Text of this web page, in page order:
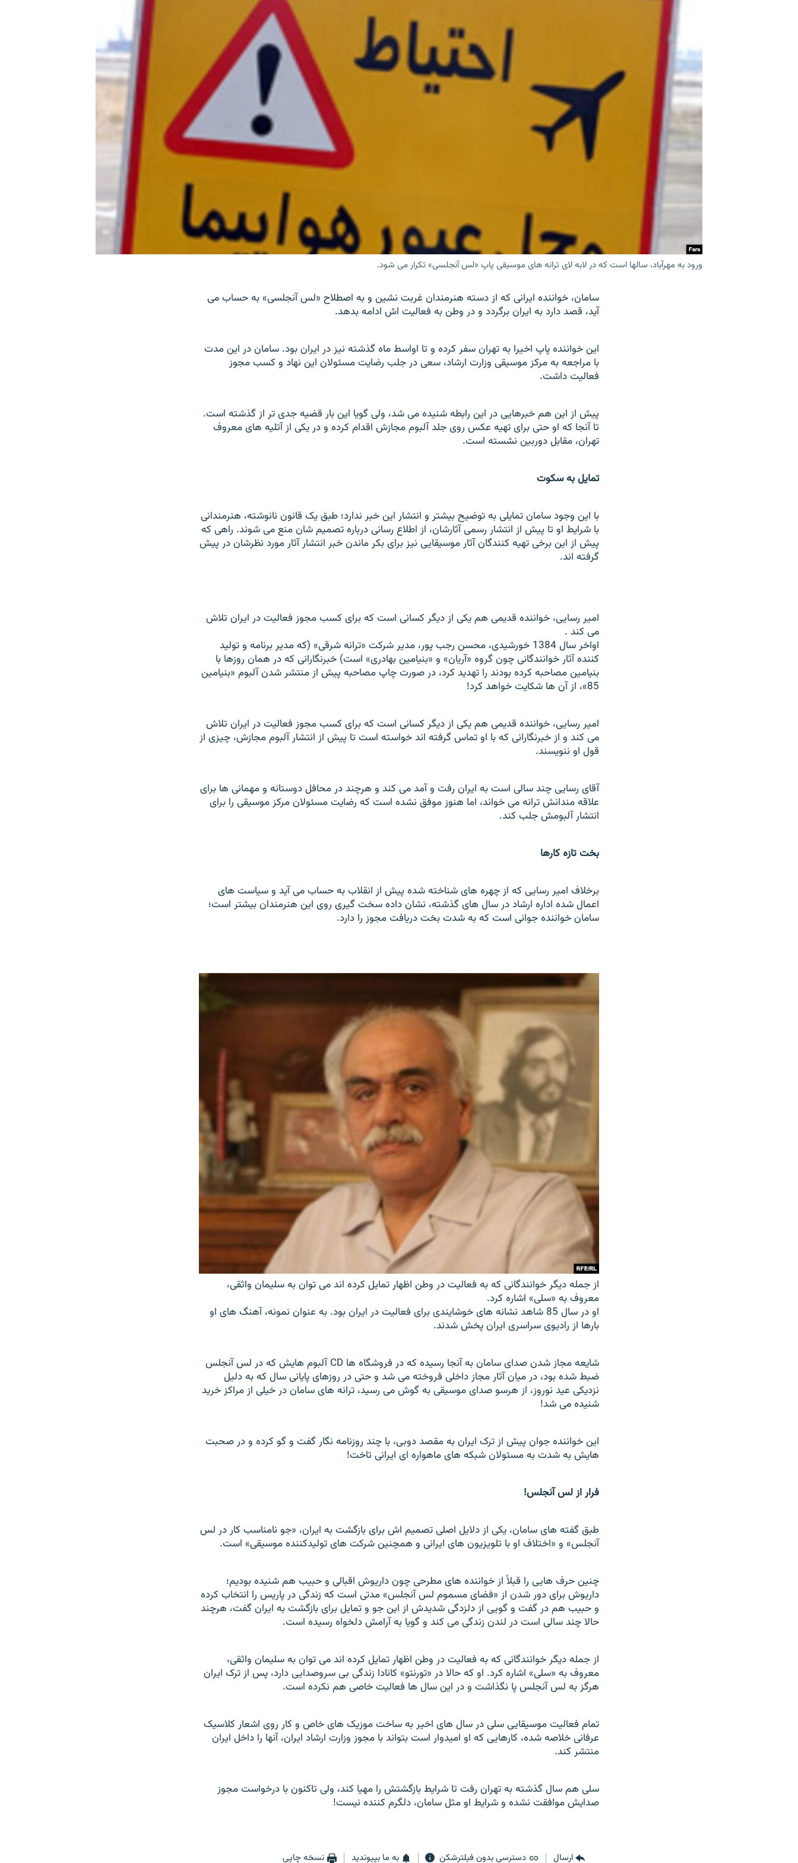
ورود به مهرآباد، سالها است که در لابه لای ترانه های موسیقی پاپ «لس آنجلسی» تکرار می شود.
سامان، خواننده ایرانی که از دسته هنرمندان غربت نشین و به اصطلاح «لس آنجلسی» به حساب می
آید، قصد دارد به ایران برگردد و در وطن به فعالیت اش ادامه بدهد.
این خواننده پاپ اخیرا به تهران سفر کرده و تا اواسط ماه گذشته نیز در ایران بود. سامان در این مدت
با مراجعه به مرکز موسیقی وزارت ارشاد، سعی در جلب رضایت مسئولان این نهاد و کسب مجوز
فعالیت داشت.
پیش از این هم خبرهایی در این رابطه شنیده می شد، ولی گویا این بار قضیه جدی تر از گذشته است.
تا آنجا که او حتی برای تهیه عکس روی جلد آلبوم مجازش اقدام کرده و در یکی از آتلیه های معروف
تهران، مقابل دوربین نشسته است.
تمایل به سکوت
با این وجود سامان تمایلی به توضیح بیشتر و انتشار این خبر ندارد؛ طبق یک قانون نانوشته، هنرمندانی
با شرایط او تا پیش از انتشار رسمی آثارشان، از اطلاع رسانی درباره تصمیم شان منع می شوند. راهی که
پیش از این برخی تهیه کنندگان آثار موسیقایی نیز برای بکر ماندن خبر انتشار آثار مورد نظرشان در پیش
گرفته اند.
امیر رسایی، خواننده قدیمی هم یکی از دیگر کسانی است که برای کسب مجوز فعالیت در ایران تلاش
می کند .
اواخر سال 1384 خورشیدی، محسن رجب پور، مدیر شرکت «ترانه شرقی» (که مدیر برنامه و تولید
کننده آثار خوانندگانی چون گروه «آریان» و «بنیامین بهادری» است) خبرنگارانی که در همان روزها با
بنیامین مصاحبه کرده بودند را تهدید کرد، در صورت چاپ مصاحبه پیش از منتشر شدن آلبوم «بنیامین
85»، از آن ها شکایت خواهد کرد!
امیر رسایی، خواننده قدیمی هم یکی از دیگر کسانی است که برای کسب مجوز فعالیت در ایران تلاش
می کند و از خبرنگارانی که با او تماس گرفته اند خواسته است تا پیش از انتشار آلبوم مجازش، چیزی از
قول او ننویسند.
آقای رسایی چند سالی است به ایران رفت و آمد می کند و هرچند در محافل دوستانه و مهمانی ها برای
علاقه مندانش ترانه می خواند، اما هنوز موفق نشده است که رضایت مسئولان مرکز موسیقی را برای
انتشار آلبومش جلب کند.
بخت تازه کارها
برخلاف امیر رسایی که از چهره های شناخته شده پیش از انقلاب به حساب می آید و سیاست های
اعمال شده اداره ارشاد در سال های گذشته، نشان داده سخت گیری روی این هنرمندان بیشتر است؛
سامان خواننده جوانی است که به شدت بخت دریافت مجوز را دارد.
از جمله دیگر خوانندگانی که به فعالیت در وطن اظهار تمایل کرده اند می توان به سلیمان واثقی،
معروف به «سلی» اشاره کرد.
او در سال 85 شاهد نشانه های خوشایندی برای فعالیت در ایران بود. به عنوان نمونه، آهنگ های او
بارها از رادیوی سراسری ایران پخش شدند.
شایعه مجاز شدن صدای سامان به آنجا رسیده که در فروشگاه ها CD آلبوم هایش که در لس آنجلس
ضبط شده بود، در میان آثار مجاز داخلی فروخته می شد و حتی در روزهای پایانی سال که به دلیل
نزدیکی عید نوروز، از هرسو صدای موسیقی به گوش می رسید، ترانه های سامان در خیلی از مراکز خرید
شنیده می شد!
این خواننده جوان پیش از ترک ایران به مقصد دوبی، با چند روزنامه نگار گفت و گو کرده و در صحبت
هایش به شدت به مسئولان شبکه های ماهواره ای ایرانی تاخت!
فرار از لس آنجلس!
طبق گفته های سامان، یکی از دلایل اصلی تصمیم اش برای بازگشت به ایران، «جو نامناسب کار در لس
آنجلس» و «اختلاف او با تلویزیون های ایرانی و همچنین شرکت های تولیدکننده موسیقی» است.
چنین حرف هایی را قبلاً از خواننده های مطرحی چون داریوش اقبالی و حبیب هم شنیده بودیم؛
داریوش برای دور شدن از «فضای مسموم لس آنجلس» مدتی است که زندگی در پاریس را انتخاب کرده
و حبیب هم در گفت و گویی از دلزدگی شدیدش از این جو و تمایل برای بازگشت به ایران گفت، هرچند
حالا چند سالی است در لندن زندگی می کند و گویا به آرامش دلخواه رسیده است.
از جمله دیگر خوانندگانی که به فعالیت در وطن اظهار تمایل کرده اند می توان به سلیمان واثقی،
معروف به «سلی» اشاره کرد. او که حالا در «تورنتو» کانادا زندگی بی سروصدایی دارد، پس از ترک ایران
هرگز به لس آنجلس پا نگذاشت و در این سال ها فعالیت خاصی هم نکرده است.
تمام فعالیت موسیقایی سلی در سال های اخیر به ساخت موزیک های خاص و کار روی اشعار کلاسیک
عرفانی خلاصه شده، کارهایی که او امیدوار است بتواند با مجوز وزارت ارشاد ایران، آنها را داخل ایران
منتشر کند.
سلی هم سال گذشته به تهران رفت تا شرایط بازگشتش را مهیا کند، ولی تاکنون با درخواست مجوز
صدایش موافقت نشده و شرایط او مثل سامان، دلگرم کننده نیست!
ارسال دسترسی بدون فیلترشکن به ما بپیوندید نسخه چاپی